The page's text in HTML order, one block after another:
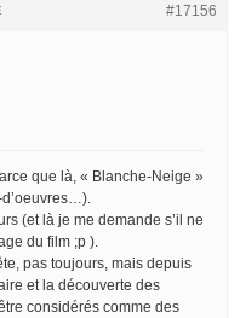
#17156
que là, « Blanche-Neige »
(et là je me demande s’il ne
du film ;p ).
pas toujours, mais depuis
et la découverte des
considérés comme des